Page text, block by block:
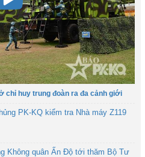
chỉ huy trung đoàn ra đa cảnh giới
PK-KQ kiểm tra Nhà máy Z119
Không quân Ấn Độ tới thăm Bộ Tư